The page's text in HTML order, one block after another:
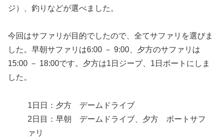
ジ）、釣りなどが選べました。
今回はサファリが目的でしたので、全てサファリを選びま
した。早朝サファリは6:00 － 9:00、夕方のサファリは
15:00 － 18:00です。夕方は1日ジープ、1日ボートにしま
した。
1日日：夕方 デームドライブ
2日目：早朝 デームドライブ、夕方 ボートサフ
ァリ